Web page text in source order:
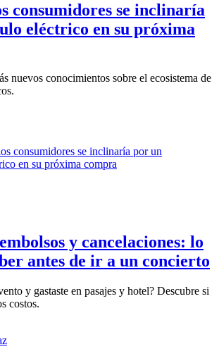
consumidores se inclinaría
eléctrico en su próxima
nuevos conocimientos sobre el ecosistema de
y cancelaciones: lo
antes de ir a un concierto
y gastaste en pasajes y hotel? Descubre si
costos.